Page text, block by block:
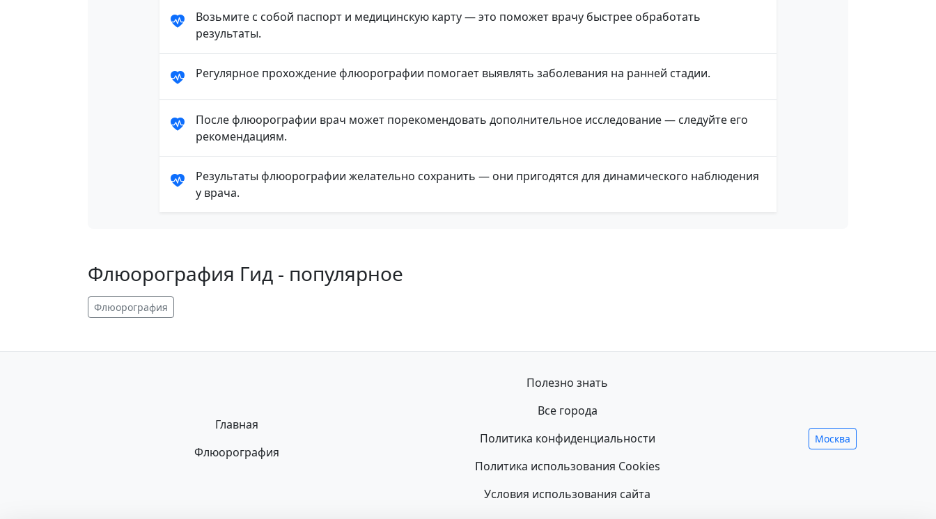
Возьмите с собой паспорт и медицинскую карту — это поможет врачу быстрее обработать
результаты.
Регулярное прохождение флюорографии помогает выявлять заболевания на ранней стадии.
После флюорографии врач может порекомендовать дополнительное исследование — следуйте его
рекомендациям.
Результаты флюорографии желательно сохранить — они пригодятся для динамического наблюдения
у врача.
Флюорография Гид - популярное
Флюорография
Главная
Флюорография
Полезно знать
Все города
Политика конфиденциальности
Политика использования Cookies
Условия использования сайта
Москва